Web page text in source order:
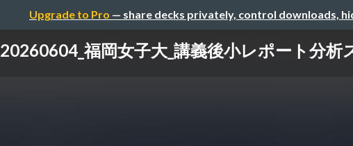
Upgrade to Pro — share decks privately, control downloads,
20260604_福岡女子大_講義後小レポート分析